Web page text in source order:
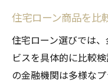
住宅ローン商品を比
住宅ローン選びでは
ビスを具体的に比較
の金融機関は多様な